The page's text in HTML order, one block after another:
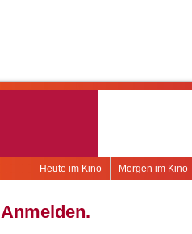
Morgen im Kino
Heute im Kino
Anmelden.